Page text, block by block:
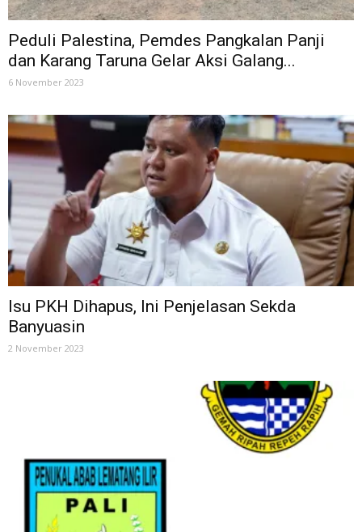
Peduli Palestina, Pemdes Pangkalan Panji
dan Karang Taruna Gelar Aksi Galang...
6 November 2023
Isu PKH Dihapus, Ini Penjelasan Sekda
Banyuasin
2 November 2023